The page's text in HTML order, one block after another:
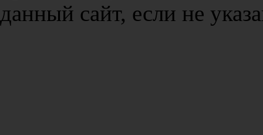
данный сайт, если не